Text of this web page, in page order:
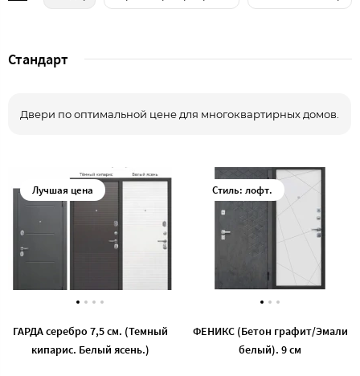
Стандарт
Двери по оптимальной цене для многоквартирных домов.
ГАРДА серебро 7,5 см. (Темный
кипарис. Белый ясень.)
ФЕНИКС (Бетон графит/Эмали
белый). 9 см